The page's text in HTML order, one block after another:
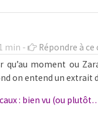
min -
Répondre à
moment ou
on entend un extrait
: bien vu (ou